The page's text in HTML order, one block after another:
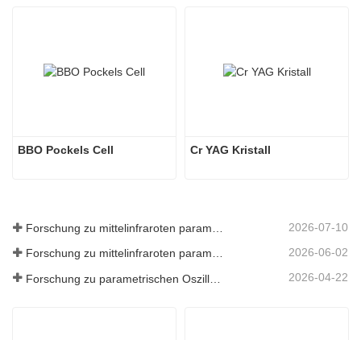
BBO Pockels Cell Cr YAG Kristall
2026-07-10
Forschung zu mittelinfraroten parametrischen Oszillatoren - Teil 05 2026-06-02
2026-04-22